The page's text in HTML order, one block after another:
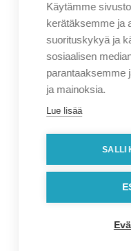
Nimi*
Sähköposti*
Puhelin*
Osoitetiedot
Käytämme
kerätäksemme ja
suorituskykyä ja
sosiaalisen
parantaaksemme
ja mainoksia.
Lue lisää
SALLI